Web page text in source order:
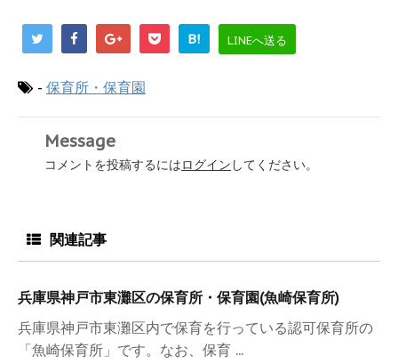
B! LINEへ送る
- 保育所・保育園
Message
コメントを投稿するにはログイン してください。
関連記事
兵庫県神戸市東灘区の保育所・保育園(魚崎保育所)
兵庫県神戸市東灘区内で保育を行っている認可保育所の
「魚崎保育所」です。なお、保育 ...